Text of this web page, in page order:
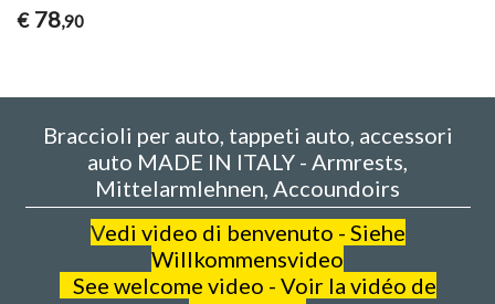
€ 78,90
Braccioli per auto, tappeti auto, accessori
auto MADE IN ITALY - Armrests,
Mittelarmlehnen, Accoundoirs
Vedi video di benvenuto - Siehe
Willkommensvideo
See welcome video - Voir la vidéo de